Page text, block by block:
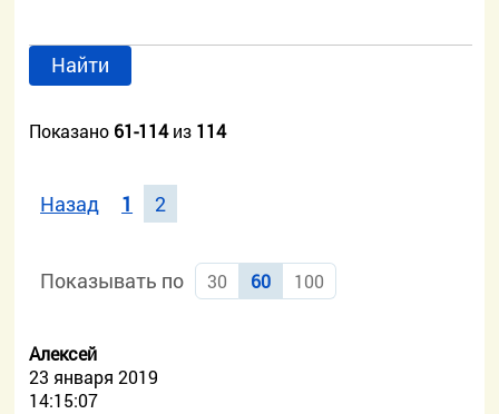
Найти
Показано 61-114из 114
Назад 1 2
Показывать по 30 60 100
Алексей
23 января 2019
14:15:07